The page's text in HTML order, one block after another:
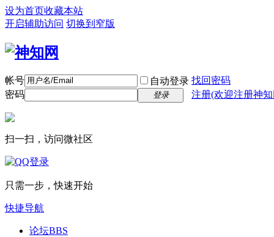
设为首页收藏本站
开启辅助访问 切换到窄版
帐号 自动登录 找回密码
密码
登录 注册(欢迎注册神
扫一扫，访问微社区
只需一步，快速开始
快捷导航
论坛BBS